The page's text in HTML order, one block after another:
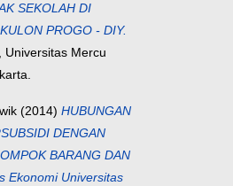
SEKOLAH DI
PROGO - DIY.
Universitas Mercu
(2014) HUBUNGAN
DENGAN
BARANG DAN
Ekonomi Universitas